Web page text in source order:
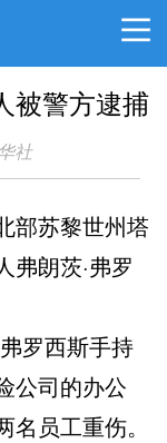
被警方逮捕
社
苏黎世州塔
弗朗茨·弗罗
罗西斯手持
公司的办公
员工重伤。